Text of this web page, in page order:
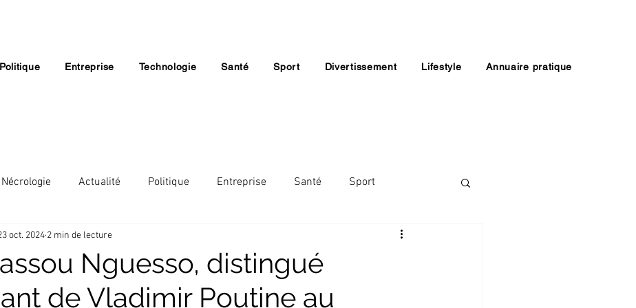
Politique Entreprise Technologie Santé Sport Divertissement Lifestyle Annuaire pratique
Nécrologie Actualité Politique Entreprise Santé Sport
Lifestyle
Nguesso, distingué
de Vladimir Poutine au
oct. 2024 2 min de lecture